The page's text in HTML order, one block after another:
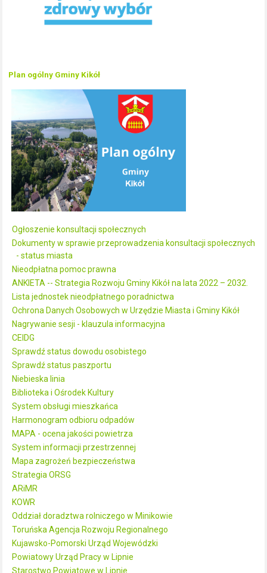
Plan ogólny Gminy Kikół
Ogłoszenie konsultacji społecznych
Dokumenty w sprawie przeprowadzenia konsultacji społecznych
- status miasta
Nieodpłatna pomoc prawna
ANKIETA -- Strategia Rozwoju Gminy Kikół na lata 2022 – 2032.
Lista jednostek nieodpłatnego poradnictwa
Ochrona Danych Osobowych w Urzędzie Miasta i Gminy Kikół
Nagrywanie sesji - klauzula informacyjna
CEIDG
Sprawdź status dowodu osobistego
Sprawdź status paszportu
Niebieska linia
Biblioteka i Ośrodek Kultury
System obsługi mieszkańca
Harmonogram odbioru odpadów
MAPA - ocena jakości powietrza
System informacji przestrzennej
Mapa zagrożeń bezpieczeństwa
Strategia ORSG
ARiMR
KOWR
Oddział doradztwa rolniczego w Minikowie
Toruńska Agencja Rozwoju Regionalnego
Kujawsko-Pomorski Urząd Wojewódzki
Powiatowy Urząd Pracy w Lipnie
Starostwo Powiatowe w Lipnie